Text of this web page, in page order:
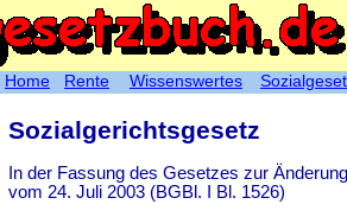
Sozialgerichtsgesetz
In der Fassung des Gesetzes zur
vom 24. Juli 2003 (BGBl. I Bl. 1526)
Home Rente Wissenswertes